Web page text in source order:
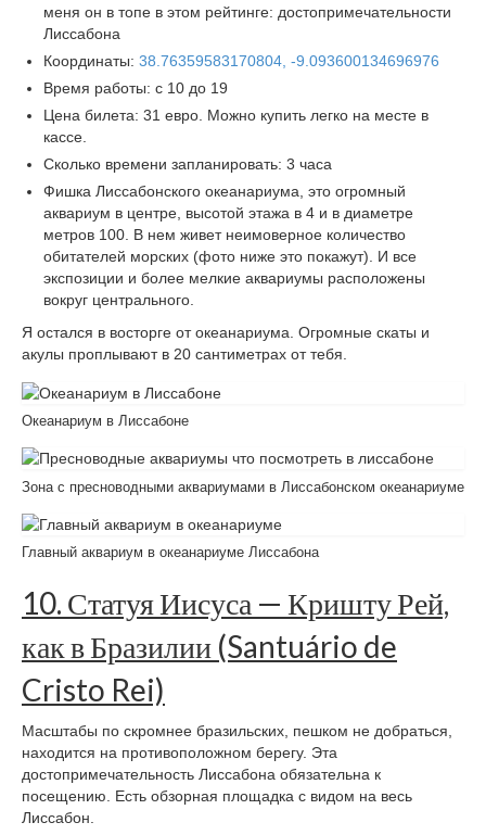
меня он в топе в этом рейтинге: достопримечательности
Лиссабона
Координаты: 38.76359583170804, -9.093600134696976
Время работы: с 10 до 19
Цена билета: 31 евро. Можно купить легко на месте в
кассе.
Сколько времени запланировать: 3 часа
Фишка Лиссабонского океанариума, это огромный
аквариум в центре, высотой этажа в 4 и в диаметре
метров 100. В нем живет неимоверное количество
обитателей морских (фото ниже это покажут). И все
экспозиции и более мелкие аквариумы расположены
вокруг центрального.
Я остался в восторге от океанариума. Огромные скаты и
акулы проплывают в 20 сантиметрах от тебя.
Океанариум в Лиссабоне
Зона с пресноводными аквариумами в Лиссабонском океанариуме
Главный аквариум в океанариуме Лиссабона
10. Статуя Иисуса — Кришту Рей,
как в Бразилии (Santuário de
Cristo Rei)
Масштабы по скромнее бразильских, пешком не добраться,
находится на противоположном берегу. Эта
достопримечательность Лиссабона обязательна к
посещению. Есть обзорная площадка с видом на весь
Лиссабон.